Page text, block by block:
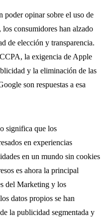
poder opinar sobre el uso de
consumidores han alzado
de elección y transparencia.
la exigencia de Apple
y la eliminación de las
son respuestas a esa
significa que los
en experiencias
en un mundo sin cookies
es ahora la principal
del Marketing y los
datos propios se han
la publicidad segmentada y